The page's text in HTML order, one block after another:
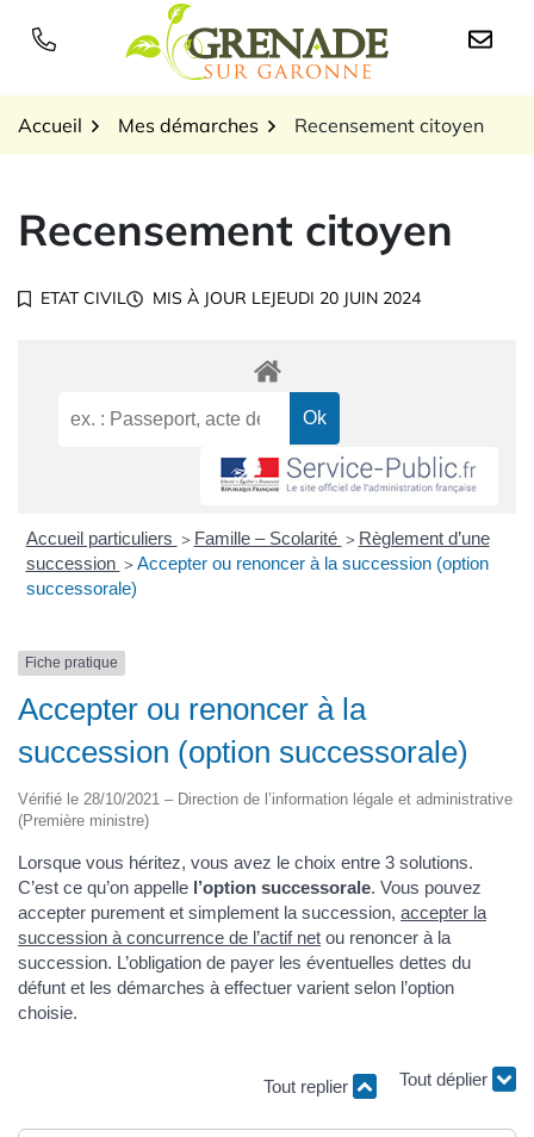
Logo Grenade sur
Accueil Mes démarches Recensement citoyen
Recensement citoyen
ETAT CIVIL MIS À JOUR LEJEUDI 20 JUIN 2024
Accueil particuliers > Famille – Scolarité > Règlement d’une
succession > Accepter ou renoncer à la succession (option
successorale)
Fiche pratique
Accepter ou renoncer à la
succession (option successorale)
Vérifié le 28/10/2021 – Direction de l’information légale et administrative
(Première ministre)
Lorsque vous héritez, vous avez le choix entre 3 solutions.
C’est ce qu’on appelle l’option successorale. Vous pouvez
accepter purement et simplement la succession, accepter la
succession à concurrence de l’actif net ou renoncer à la
succession. L’obligation de payer les éventuelles dettes du
défunt et les démarches à effectuer varient selon l’option
choisie.
Tout replier Tout déplier